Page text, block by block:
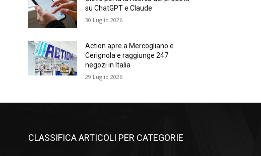
su ChatGPT e Claude
30 Luglio 2026
Action apre a Mercogliano e
Cerignola e raggiunge 247
negozi in Italia
29 Luglio 2026
CLASSIFICA ARTICOLI PER CATEGORIE